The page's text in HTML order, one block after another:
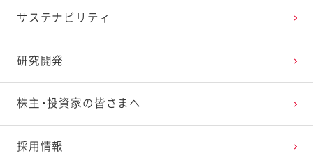
サステナビリティ
研究開発
株主・投資家の皆さまへ
採用情報